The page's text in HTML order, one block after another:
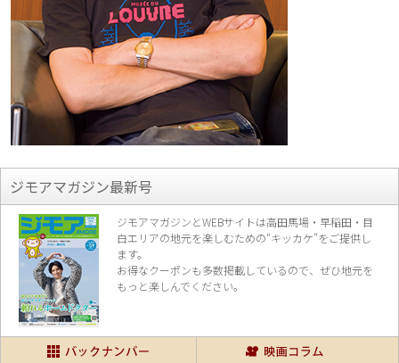
ジモアマガジン最新号
ジモアマガジンとWEBサイトは高田馬場・早稲田・目
白エリアの地元を楽しむための“キッカケ”をご提供し
ます。
お得なクーポンも多数掲載しているので、 ぜひ地元を
もっと楽しんでください。